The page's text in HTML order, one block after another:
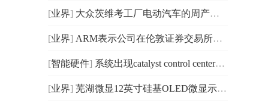
[业界] 大众茨维考工厂电动汽车的周产量在本月创下了新高 5天生
[业界] ARM表示公司在伦敦证券交易所的上市时间将推迟到2023年晚
[智能硬件] 系统出现catalyst control center已停止工作怎么办？系
[业界] 芜湖微显12英寸硅基OLED微显示模组项目封顶 预计明年年